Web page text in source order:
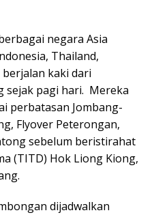
negara Asia
Thailand,
berjalan kaki dari
sejak pagi hari. Mereka
perbatasan Jombang-
Flyover Peterongan,
sebelum beristirahat
(TITD) Hok Liong Kiong,
dijadwalkan